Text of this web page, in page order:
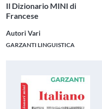
Il Dizionario MINI di
Francese
Autori Vari
GARZANTI LINGUISTICA